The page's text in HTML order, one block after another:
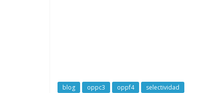
blog oppc3 oppf4 selectividad